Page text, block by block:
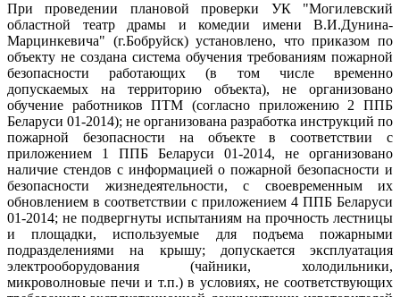
При проведении плановой проверки УК "Могилевский
областной театр драмы и комедии имени В.И.Дунина-
Марцинкевича" (г.Бобруйск) установлено, что приказом по
объекту не создана система обучения требованиям пожарной
безопасности работающих (в том числе временно
допускаемых на территорию объекта), не организовано
обучение работников ПТМ (согласно приложению 2 ППБ
Беларуси 01-2014); не организована разработка инструкций по
пожарной безопасности на объекте в соответствии с
приложением 1 ППБ Беларуси 01-2014, не организовано
наличие стендов с информацией о пожарной безопасности и
безопасности жизнедеятельности, с своевременным их
обновлением в соответствии с приложением 4 ППБ Беларуси
01-2014; не подвергнуты испытаниям на прочность лестницы
и площадки, используемые для подъема пожарными
подразделениями на крышу; допускается эксплуатация
электрооборудования (чайники, холодильники,
микроволновые печи и т.п.) в условиях, не соответствующих